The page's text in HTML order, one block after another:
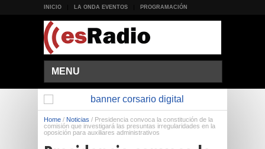
INICIO LA ONDA EVENTOS PROGRAMACIÓN
MENU
Home / Noticias / Presidencia convoca la constitución de la
comisión que investigará las presuntas irregularidades en la
oposición para auxiliares administrativos